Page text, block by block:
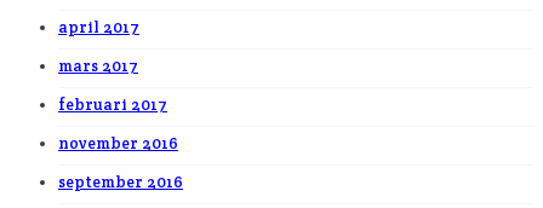
april 2017
mars 2017
februari 2017
november 2016
september 2016